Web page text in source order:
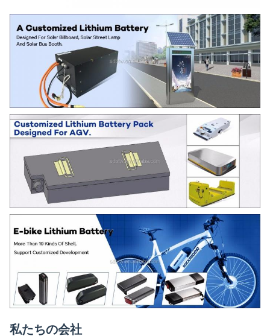
私たちの会社